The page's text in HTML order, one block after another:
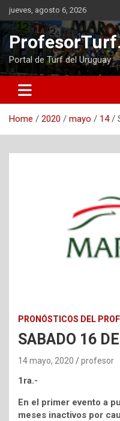
Skip
to
content
jueves, agosto 6, 2026
Portal de Turf del Uruguay
Home 2020 mayo 14
PRONÓSTICOS DEL
SABADO 16
14 mayo, 2020 profesor
1ra.-
En el primer evento a
meses inactivos por